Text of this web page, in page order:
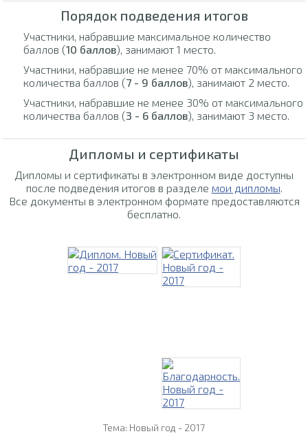
Порядок подведения итогов
Участники, набравшие максимальное количество
баллов (10 баллов), занимают 1 место.
Участники, набравшие не менее 70% от максимального
количества баллов (7 - 9 баллов), занимают 2 место.
Участники, набравшие не менее 30% от максимального
количества баллов (3 - 6 баллов), занимают 3 место.
Дипломы и сертификаты
Дипломы и сертификаты в электронном виде доступны
после подведения итогов в разделе мои дипломы.
Все документы в электронном формате предоставляются
бесплатно.
Тема: Новый год - 2017